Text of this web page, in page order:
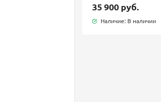
35 900 руб.
Наличие: В наличии